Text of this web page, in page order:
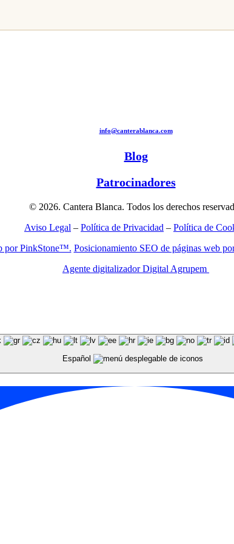
info@canterablanca.com
Blog
Patrocinadores
© 2026. Cantera Blanca. Todos los derechos
Aviso Legal – Política de Privacidad – Política de
por PinkStone™. Posicionamiento SEO de páginas web
Agente digitalizador Digital Agrupem
Español